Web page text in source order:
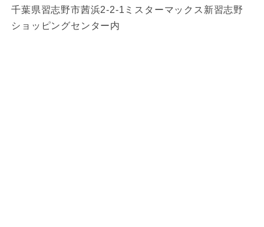
千葉県習志野市茜浜2-2-1ミスターマックス新習志野
ショッピングセンター内